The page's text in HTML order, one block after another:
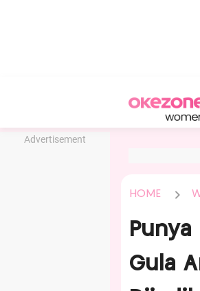
Advertisement
HOME
Gula